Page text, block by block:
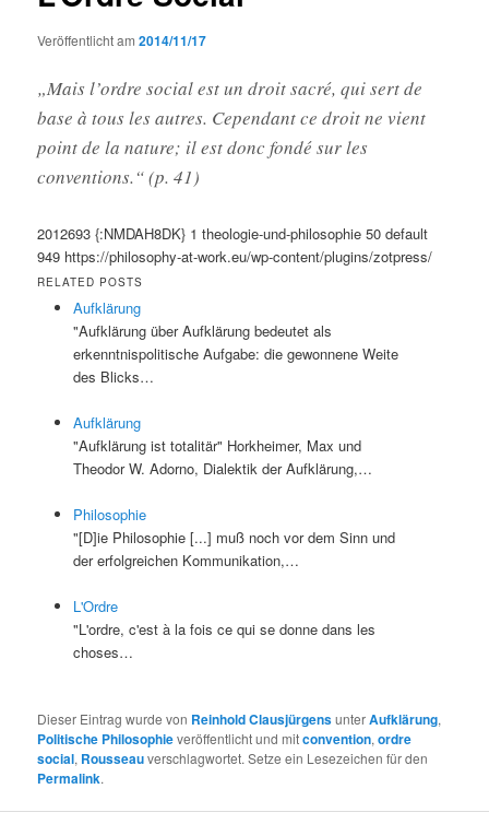
Veröffentlicht am2014/11/17
„Mais l’ordre social est un droit sacré, qui sert de
base à tous les autres. Cependant ce droit ne vient
point de la nature; il est donc fondé sur les
conventions.“ (p. 41)
2012693 {:NMDAH8DK} 1 theologie-und-philosophie 50 default
949 https://philosophy-at-work.eu/wp-content/plugins/zotpress/
RELATED POSTS
Aufklärung
"Aufklärung über Aufklärung bedeutet als
erkenntnispolitische Aufgabe: die gewonnene Weite
des Blicks…
Aufklärung
"Aufklärung ist totalitär" Horkheimer, Max und
Theodor W. Adorno, Dialektik der Aufklärung,…
Philosophie
"[D]ie Philosophie [...] muß noch vor dem Sinn und
der erfolgreichen Kommunikation,…
L'Ordre
"L'ordre, c'est à la fois ce qui se donne dans les
choses…
Dieser Eintrag wurde von Reinhold ClausjürgensunterAufklärung,
Politische Philosophieveröffentlicht und mitconvention,ordre
social, Rousseauverschlagwortet. Setze ein Lesezeichen für den
Permalink.